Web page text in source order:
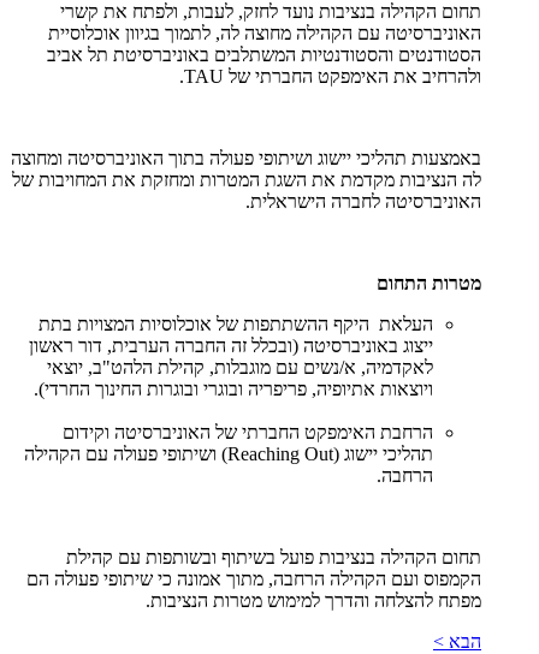
תחום הקהילה בנציבות נועד לחזק, לעבות, ולפתח את קשרי
האוניברסיטה עם הקהילה מחוצה לה, לתמוך בגיוון אוכלוסיית
הסטודנטים והסטודנטיות המשתלבים באוניברסיטת תל אביב
ולהרחיב את האימפקט החברתי של TAU.
באמצעות תהליכי יישוג ושיתופי פעולה בתוך האוניברסיטה ומחוצה
לה הנציבות מקדמת את השגת המטרות ומחזקת את המחויבות של
האוניברסיטה לחברה הישראלית.
מטרות התחום
העלאת היקף ההשתתפות של אוכלוסיות המצויות בתת
ייצוג באוניברסיטה (ובכלל זה החברה הערבית, דור ראשון
לאקדמיה, א/נשים עם מוגבלות, קהילת הלהט"ב, יוצאי
ויוצאות אתיופיה, פריפריה ובוגרי ובוגרות החינוך החרדי).
הרחבת האימפקט החברתי של האוניברסיטה וקידום
תהליכי יישוג (Reaching Out) ושיתופי פעולה עם הקהילה
הרחבה.
תחום הקהילה בנציבות פועל בשיתוף ובשותפות עם קהילת
הקמפוס ועם הקהילה הרחבה, מתוך אמונה כי שיתופי פעולה הם
מפתח להצלחה והדרך למימוש מטרות הנציבות.
הבא >